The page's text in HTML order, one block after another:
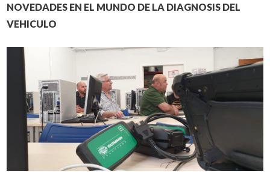
NOVEDADES EN EL MUNDO DE LA DIAGNOSIS DEL
VEHICULO